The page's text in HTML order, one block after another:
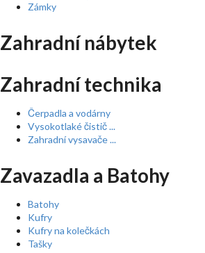
Zámky
Zahradní nábytek
Zahradní technika
Čerpadla a vodárny
Vysokotlaké čistič ...
Zahradní vysavače ...
Zavazadla a Batohy
Batohy
Kufry
Kufry na kolečkách
Tašky